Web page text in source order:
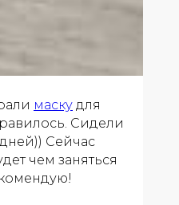
маску для
Сидели
Сейчас
чем заняться